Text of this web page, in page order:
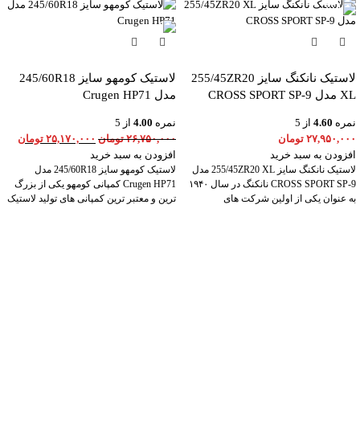
لاستیک نانکنگ سایز 255/45ZR20
XL مدل CROSS SPORT SP-9
نمره 4.60 از 5
۲۷,۹۵۰,۰۰۰ تومان
افزودن به سبد خرید
لاستیک نانکنگ سایز 255/45ZR20 XL مدل
CROSS SPORT SP-9 نانکنگ در سال ۱۹۴۰
به عنوان یکی از اولین شرکت های
-6%
لاستیک کومهو سایز 245/60R18
مدل Crugen HP71
نمره 4.00 از 5
۲۶,۷۵۰,۰۰۰ تومان ۲۵,۱۷۰,۰۰۰ تومان
افزودن به سبد خرید
لاستیک کومهو سایز 245/60R18 مدل
Crugen HP71 کمپانی کومهو یکی از بزرگ
ترین و معتبر ترین کمپانی های تولید لاستیک